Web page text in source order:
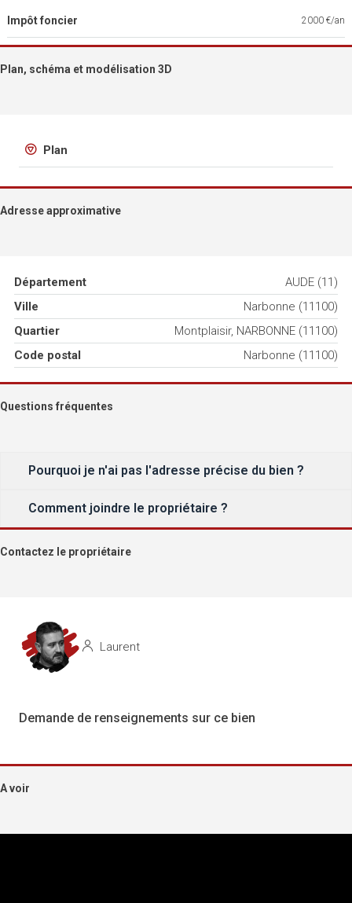
Impôt foncier 2000 €/an
Plan, schéma et modélisation 3D
Plan
Adresse approximative
Département
AUDE (11)
Ville
Narbonne (11100)
Quartier
Montplaisir, NARBONNE (11100)
Code postal
Narbonne (11100)
Questions fréquentes
Pourquoi je n'ai pas l'adresse précise du bien ?
Comment joindre le propriétaire ?
Contactez le propriétaire
Laurent
Demande de renseignements sur ce bien
A voir